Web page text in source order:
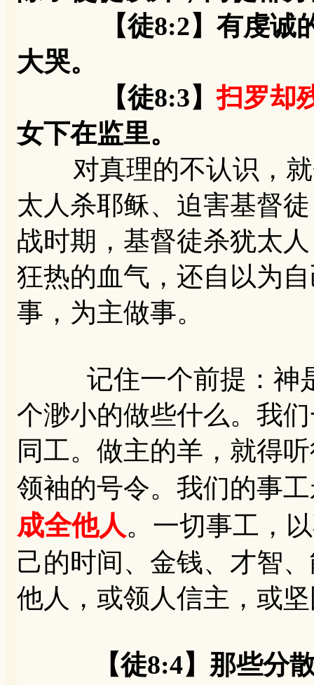
【徒8:2】有虔诚的
大哭。
【徒8:3】扫罗却
女下在监里。
对真理的不认识，就
太人杀耶稣、迫害基督
战时期，基督徒杀犹太
狂热的血气，还自以为
事，为主做事。
记住一个前提：神是
个渺小的做些什么。我
同工。做主的羊，就得
领袖的号令。我们的事
成全他人。一切事工，
己的时间、金钱、才智
他人，或领人信主，或
【徒8:4】那些分